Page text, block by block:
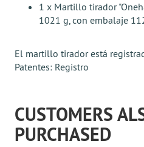
1 x Martillo tirador
1021 g, con embalaje
El martillo tirador está
Patentes: Registro
CUSTOMERS
PURCHASED